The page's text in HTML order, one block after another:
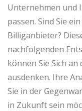
Unternehmen und
passen. Sind Sie
Billiganbieter?
nachfolgenden
können Sie Sich
ausdenken. Ihre
Sie in der
in Zukunft sein